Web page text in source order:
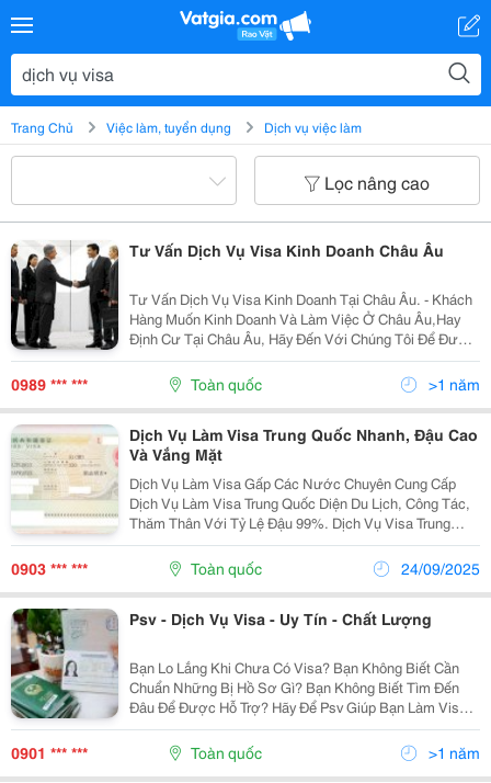
Trang Chủ Việc làm, tuyển dụng Dịch vụ việc làm
Lọc nâng cao
Tư Vấn Dịch Vụ Visa Kinh Doanh Châu Âu
Tư Vấn Dịch Vụ Visa Kinh Doanh Tại Châu Âu. - Khách
Hàng Muốn Kinh Doanh Và Làm Việc Ở Châu Âu,Hay
Định Cư Tại Châu Âu, Hãy Đến Với Chúng Tôi Để Được
Tư Vấn Cụ Thể ( Được Đi Lại 26 Quốc Gia Trong Khối
Schengen). Văn Phòng Đại Diện Tại Hà Nội:...
0989 *** *** Toàn quốc >1 năm
Dịch Vụ Làm Visa Trung Quốc Nhanh, Đậu Cao
Và Vắng Mặt
Dịch Vụ Làm Visa Gấp Các Nước Chuyên Cung Cấp
Dịch Vụ Làm Visa Trung Quốc Diện Du Lịch, Công Tác,
Thăm Thân Với Tỷ Lệ Đậu 99%. Dịch Vụ Visa Trung
Quốc Vắng Mặt Cho Trường Hợp Đã Lấy Dấu Vân Tay.
Dịch Vụ Làm Visa Gấp Các Nước Là Website Của
Công...
0903 *** *** Toàn quốc 24/09/2025
Psv - Dịch Vụ Visa - Uy Tín - Chất Lượng
Bạn Lo Lắng Khi Chưa Có Visa? Bạn Không Biết Cần
Chuẩn Những Bị Hồ Sơ Gì? Bạn Không Biết Tìm Đến
Đâu Để Được Hỗ Trợ? Hãy Để Psv Giúp Bạn Làm Visa
Để Có Một Chuyến Đi Dễ Dàng Nhé! Tư Vấn Miễn Phí
&Ndash; Hỗ Trợ 24/7 Thủ Tục Đơn Giản &Ndash;...
0901 *** *** Toàn quốc >1 năm